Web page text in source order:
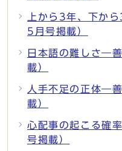
上から3年、下か
5月号掲載）
日本語の難しさ―
載）
人手不足の正体―
載）
心配事の起こる確
号掲載）